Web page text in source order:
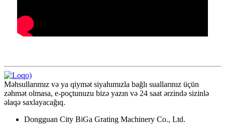
Məhsullarımız və ya qiymət siyahımızla bağlı suallarınız üçün
zəhmət olmasa, e-poçtunuzu bizə yazın və 24 saat ərzində sizinlə
əlaqə saxlayacağıq.
Dongguan City BiGa Grating Machinery Co., Ltd.